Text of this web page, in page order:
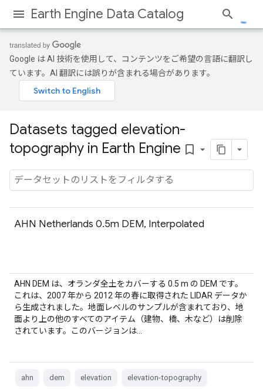
Earth Engine Data Catalog
Google は AI 技術を使用して、コンテンツをご希望の言語に翻訳し
ています。AI 翻訳には誤りが含まれる場合があります。
Datasets tagged elevation-
topography in Earth Engine bookmark_border
AHN Netherlands 0.5m DEM, Interpolated
AHN DEM は、オランダ全土をカバーする 0.5 m の DEM です。
これは、2007 年から 2012 年の春に取得された LIDAR データか
ら生成されました。地面レベルのサンプルが含まれており、地
面より上の他のすべてのアイテム（建物、橋、木など）は削除
されています。このバージョンは…
ahn dem elevation elevation-topography